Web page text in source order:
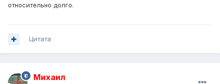
относительно долго.
Цитата
Михаил